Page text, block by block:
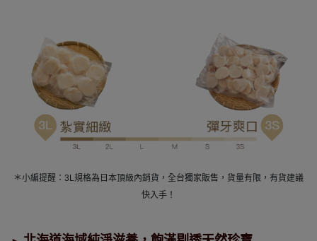
＊小編提醒：3L規格為日本頂級內銷貨，全台獨家販售，貨量有限，有貨建議
快入手！